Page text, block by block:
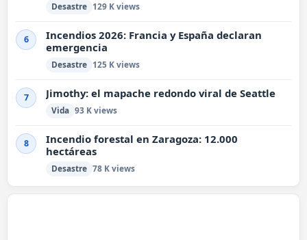
Desastre 129 K views
6
Incendios 2026: Francia y España declaran
emergencia
Desastre 125 K views
7 Jimothy: el mapache redondo viral de Seattle
Vida 93 K views
8
Incendio forestal en Zaragoza: 12.000
hectáreas
Desastre 78 K views